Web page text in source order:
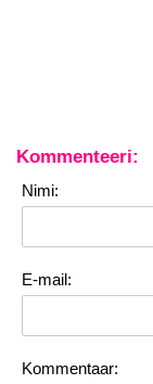
Kommenteeri:
Nimi:
E-mail:
Kommentaar: